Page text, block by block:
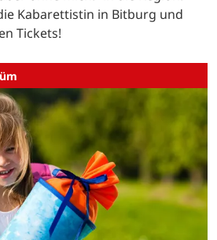
Kabarettistin in Bitburg und
Tickets!